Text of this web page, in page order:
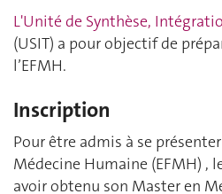
L'Unité de Synthèse,
(USIT) a pour objectif de
l’EFMH.
Inscription
Pour être admis à se
Médecine Humaine (EFMH) ,
avoir obtenu son Master en